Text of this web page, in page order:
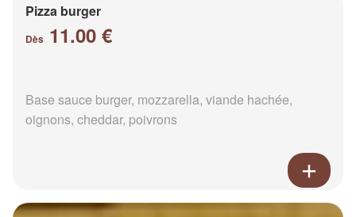
Pizza burger
Dès 11.00 €
Base sauce burger, mozzarella, viande hachée,
oignons, cheddar, poivrons